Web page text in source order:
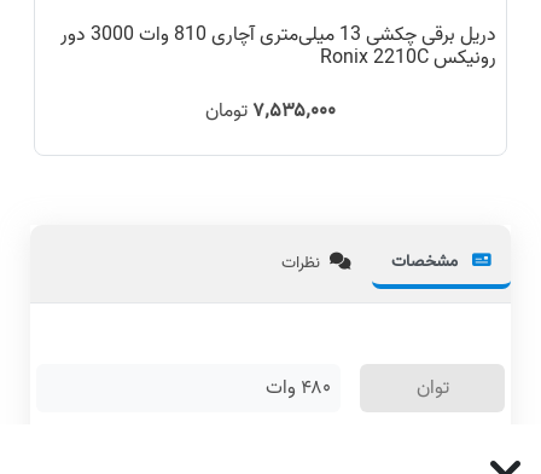
دریل برقی چکشی 13 میلی‌متری آچاری 810 وات 3000 دور
رونیکس Ronix 2210C
۷٬۵۳۵٬۰۰۰
تومان
مشخصات نظرات
توان
۴۸۰ وات